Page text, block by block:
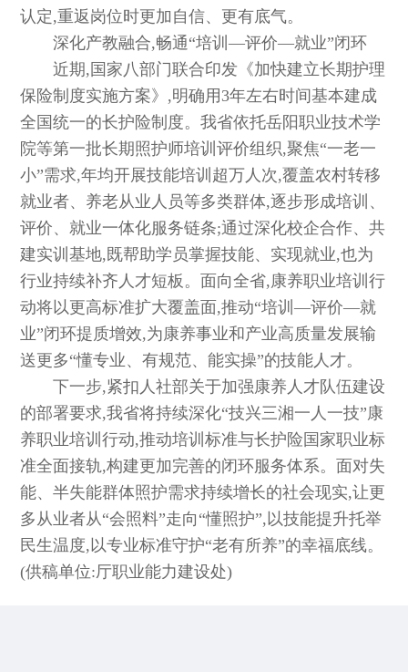
认定,重返岗位时更加自信、更有底气。
深化产教融合,畅通“培训—评价—就业”闭环
近期,国家八部门联合印发《加快建立长期护理
保险制度实施方案》,明确用3年左右时间基本建成
全国统一的长护险制度。我省依托岳阳职业技术学
院等第一批长期照护师培训评价组织,聚焦“一老一
小”需求,年均开展技能培训超万人次,覆盖农村转移
就业者、养老从业人员等多类群体,逐步形成培训、
评价、就业一体化服务链条;通过深化校企合作、共
建实训基地,既帮助学员掌握技能、实现就业,也为
行业持续补齐人才短板。面向全省,康养职业培训行
动将以更高标准扩大覆盖面,推动“培训—评价—就
业”闭环提质增效,为康养事业和产业高质量发展输
送更多“懂专业、有规范、能实操”的技能人才。
下一步,紧扣人社部关于加强康养人才队伍建设
的部署要求,我省将持续深化“技兴三湘一人一技”康
养职业培训行动,推动培训标准与长护险国家职业标
准全面接轨,构建更加完善的闭环服务体系。面对失
能、半失能群体照护需求持续增长的社会现实,让更
多从业者从“会照料”走向“懂照护”,以技能提升托举
民生温度,以专业标准守护“老有所养”的幸福底线。
(供稿单位:厅职业能力建设处)